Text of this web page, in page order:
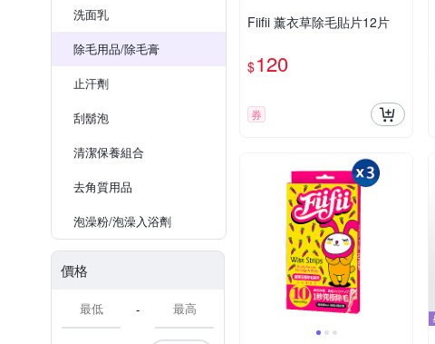
洗面乳
除毛用品/除毛膏
止汗劑
刮鬍泡
清潔保養組合
去角質用品
泡澡粉/泡澡入浴劑
價格
-
Fiifii 薰衣草除毛貼片12片
$120
券